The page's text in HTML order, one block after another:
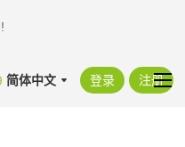
!
简体中文 登录 注册